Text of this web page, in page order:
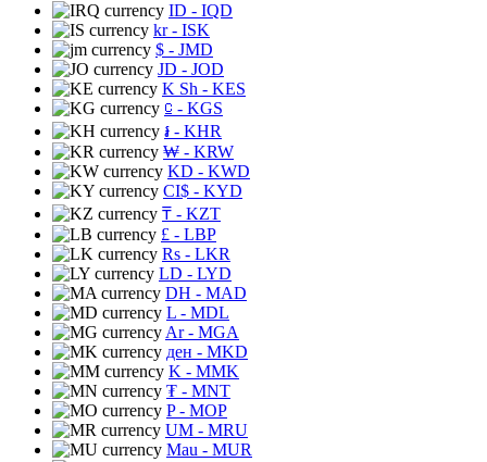
ID - IQD
kr- ISK
$ - JMD
JD - JOD
K Sh - KES
⃀ - KGS
៛ - KHR
₩ - KRW
KD - KWD
CI$ - KYD
₸ - KZT
£ - LBP
Rs - LKR
LD - LYD
DH - MAD
L - MDL
Ar- MGA
ден - MKD
K - MMK
₮ - MNT
P- MOP
UM - MRU
Mau - MUR